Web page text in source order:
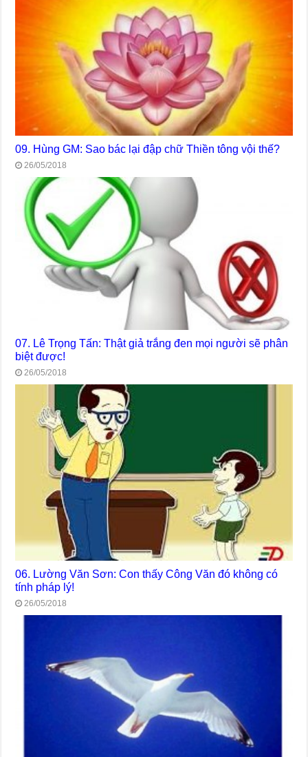
09. Hùng GM: Sao bác lại đập chữ Thiền tông vội thế?
26/05/2018
07. Lê Trọng Tấn: Thật giả trắng đen mọi người sẽ phân
biệt được!
26/05/2018
06. Lường Văn Sơn: Con thấy Công Văn đó không có
tính pháp lý!
26/05/2018